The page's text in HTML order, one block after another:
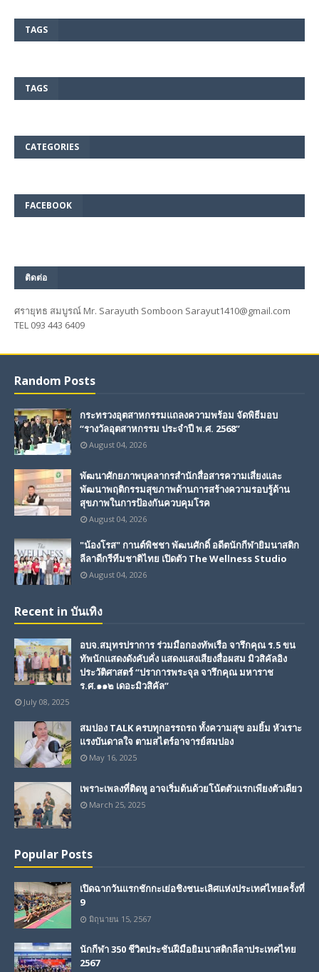
TAGS
TAGS
CATEGORIES
FACEBOOK
ติดต่อ
ศรายุทธ สมบูรณ์ Mr. Sarayuth Somboon Sarayut1410@gmail.com
TEL 093 443 6409
Random Posts
กระทรวงอุตสาหกรรมแถลงความพร้อม จัดพิธีมอบ
“รางวัลอุตสาหกรรม ประจำปี พ.ศ. 2568”
August 04, 2026
พัฒนาศักยภาพบุคลากรสำนักสื่อสารความเสี่ยงและ
พัฒนาพฤติกรรมสุขภาพด้านการสร้างความรอบรู้ด้าน
สุขภาพในการป้องกันควบคุมโรค
August 04, 2026
"น้องโรส" กานต์พิชชา พัฒนศักดิ์ อดีตนักกีฬายิมนาสติก
ลีลาดีกรีทีมชาติไทย เปิดตัว The Wellness Studio
August 04, 2026
Recent in บันเทิง
อบจ.สมุทรปราการ ร่วมมือกองทัพเรือ จารึกคุณ ร.5 ขน
ทัพนักแสดงดังคับคั่ง แสดงแสงเสียงสื่อผสม มิวสิคัลอิง
ประวัติศาสตร์ “ปราการพระจุล จารึกคุณ มหาราช
ร.ศ.๑๑๒ เดอะมิวสิคัล”
July 08, 2025
สมปอง TALK ครบทุกอรรถรถ ทั้งความสุข อมยิ้ม หัวเราะ
แรงบันดาลใจ ตามสไตร์อาจารย์สมปอง
May 16, 2025
เพราะเพลงที่ติดหู อาจเริ่มต้นด้วยโน้ตตัวแรกเพียงตัวเดียว
March 25, 2025
Popular Posts
เปิดฉากวันแรกชักกะเย่อชิงชนะเลิศแห่งประเทศไทยครั้งที่
9
มิถุนายน 15, 2567
นักกีฬา 350 ชีวิตประชันฝีมือยิมนาสติกลีลาประเทศไทย
2567